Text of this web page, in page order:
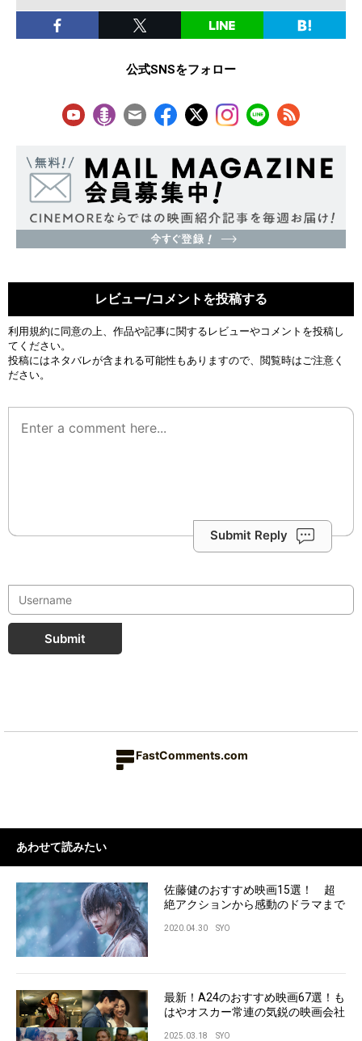
公式SNSをフォロー
レビュー/コメントを投稿する
利用規約に同意の上、作品や記事に関するレビューやコメントを投稿し
てください。
投稿にはネタバレが含まれる可能性もありますので、閲覧時はご注意く
ださい。
Submit Reply
Submit
FastComments.com
あわせて読みたい
佐藤健のおすすめ映画15選！ 超
絶アクションから感動のドラマまで
2020.04.30 SYO
最新！A24のおすすめ映画67選！も
はやオスカー常連の気鋭の映画会社
2025.03.18 SYO